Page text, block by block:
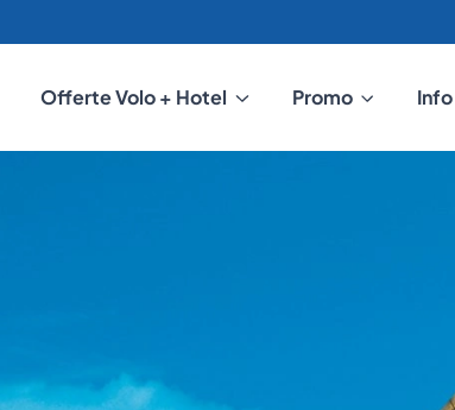
Offerte Volo + Hotel Promo